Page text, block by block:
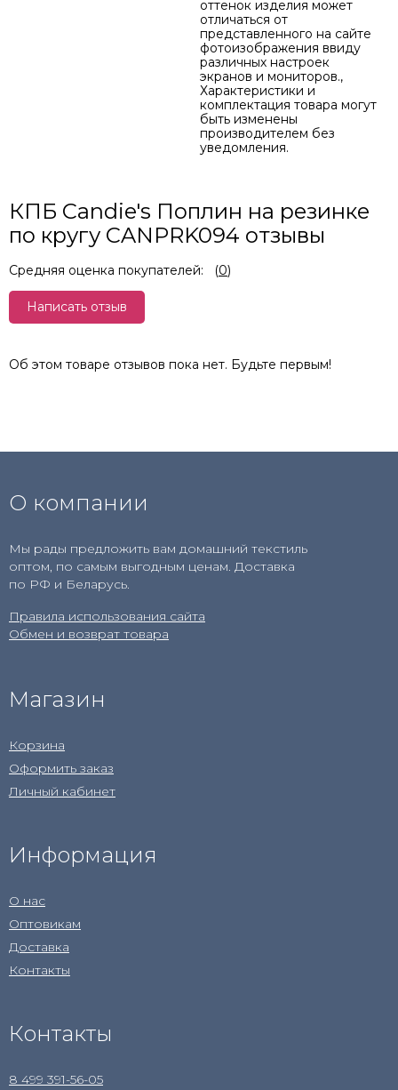
оттенок изделия может
отличаться от
представленного на сайте
фотоизображения ввиду
различных настроек
экранов и мониторов.,
Характеристики и
комплектация товара могут
быть изменены
производителем без
уведомления.
КПБ Candie's Поплин на резинке
по кругу CANPRK094 отзывы
Средняя оценка покупателей: (0)
Написать отзыв
Об этом товаре отзывов пока нет. Будьте первым!
О компании
Мы рады предложить вам домашний текстиль
оптом, по самым выгодным ценам. Доставка
по РФ и Беларусь.
Правила использования сайта
Обмен и возврат товара
Магазин
Корзина
Оформить заказ
Личный кабинет
Информация
О нас
Оптовикам
Доставка
Контакты
Контакты
8 499 391-56-05